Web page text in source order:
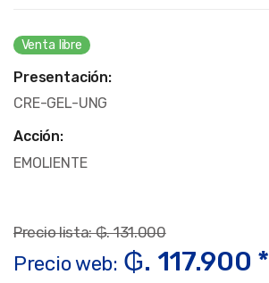
Venta libre
Presentación:
CRE-GEL-UNG
Acción:
EMOLIENTE
Precio lista: ₲. 131.000
Precio web: ₲. 117.900 *